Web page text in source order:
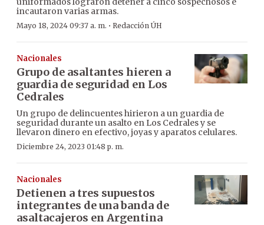
incautaron varias armas.
Mayo 18, 2024 09:37 a. m. · Redacción ÚH
Nacionales
Grupo de asaltantes hieren a
guardia de seguridad en Los
Cedrales
Un grupo de delincuentes hirieron a un guardia de
seguridad durante un asalto en Los Cedrales y se
llevaron dinero en efectivo, joyas y aparatos celulares.
Diciembre 24, 2023 01:48 p. m.
Nacionales
Detienen a tres supuestos
integrantes de una banda de
asaltacajeros en Argentina